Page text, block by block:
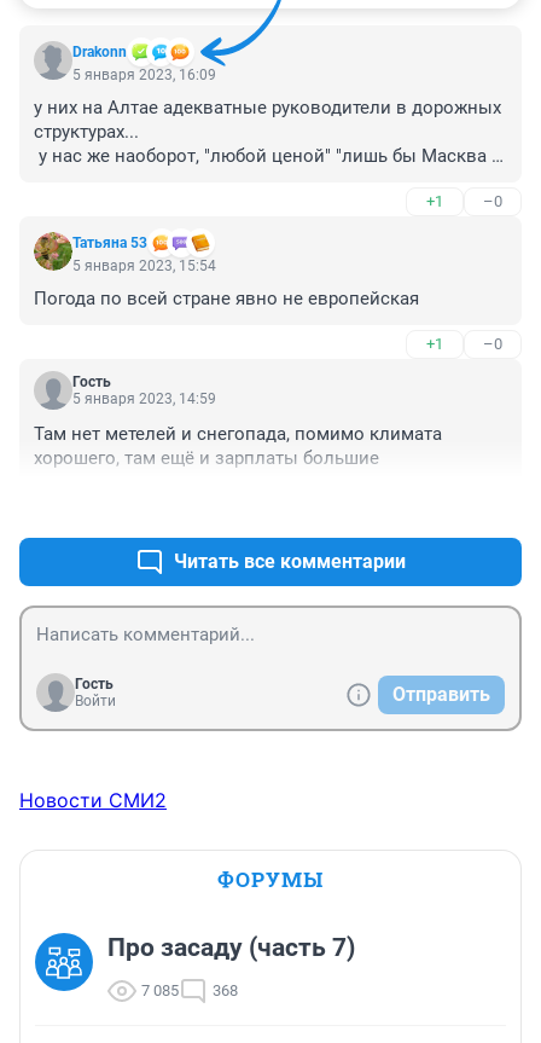
Drakonn
5 января 2023, 16:09
у них на Алтае адекватные руководители в дорожных
структурах...
у нас же наоборот, "любой ценой" "лишь бы Масква
эффективно средства и силы дорожных организаций
и работников
+1 –0
Татьяна 53
5 января 2023, 15:54
Погода по всей стране явно не европейская
+1 –0
Гость
5 января 2023, 14:59
Там нет метелей и снегопада, помимо климата
хорошего, там ещё и зарплаты большие
Читать все комментарии
Гость
Войти
Отправить
Новости СМИ2
ФОРУМЫ
Про засаду (часть 7)
7 085 368